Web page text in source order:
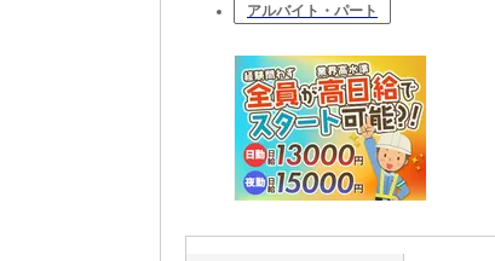
アルバイト・パート